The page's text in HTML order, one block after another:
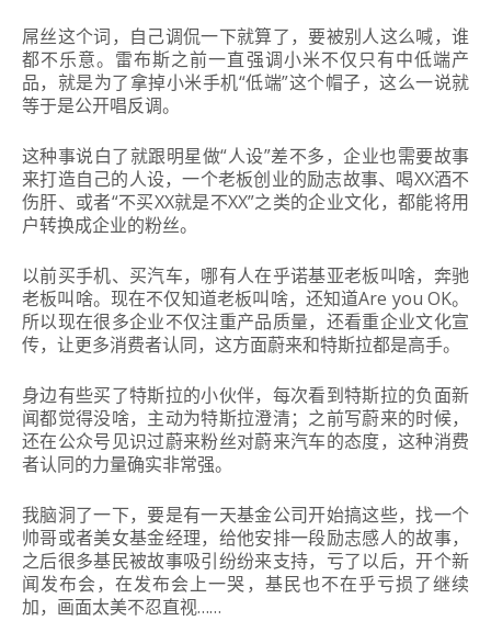
屌丝这个词，自己调侃一下就算了，要被别人这么喊，谁
都不乐意。雷布斯之前一直强调小米不仅只有中低端产
品，就是为了拿掉小米手机“低端”这个帽子，这么一说就
等于是公开唱反调。
这种事说白了就跟明星做“人设”差不多，企业也需要故事
来打造自己的人设，一个老板创业的励志故事、喝XX酒不
伤肝、或者“不买XX就是不XX”之类的企业文化，都能将用
户转换成企业的粉丝。
以前买手机、买汽车，哪有人在乎诺基亚老板叫啥，奔驰
老板叫啥。 现在不仅知道老板叫啥，还知道Are you OK。
所以现在很多企业不仅注重产品质量，还看重企业文化宣
传，让更多消费者认同，这方面蔚来和特斯拉都是高手。
身边有些买了特斯拉的小伙伴，每次看到特斯拉的负面新
闻都觉得没啥，主动为特斯拉澄清；之前写蔚来的时候，
还在公众号见识过蔚来粉丝对蔚来汽车的态度，这种消费
者认同的力量确实非常强。
我脑洞了一下，要是有一天基金公司开始搞这些，找一个
帅哥或者美女基金经理，给他安排一段励志感人的故事，
之后很多基民被故事吸引纷纷来支持，亏了以后，开个新
闻发布会，在发布会上一哭，基民也不在乎亏损了继续
加，画面太美不忍直视……